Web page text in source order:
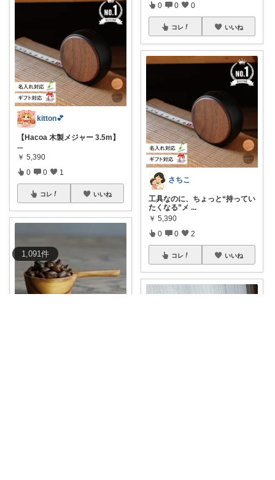
1,091件
kitton💕
【Hacoa 木製メジャー 3.5m】
...
￥ 5,390
0 0 1
コレ いいね
0 0 0
コレ いいね
さちこ
工具なのに、ちょっと“持ってい
たくなる”メ ...
￥ 5,390
0 0 2
コレ いいね